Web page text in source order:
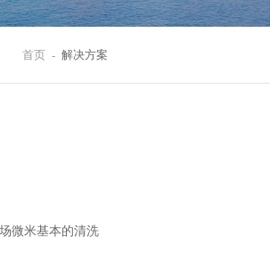
首页 解决方案
微米基本的清洗